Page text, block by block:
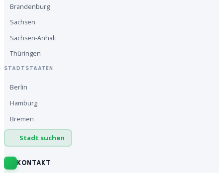
Brandenburg
Sachsen
Sachsen-Anhalt
Thüringen
STADTSTAATEN
Berlin
Hamburg
Bremen
Stadt suchen
KONTAKT